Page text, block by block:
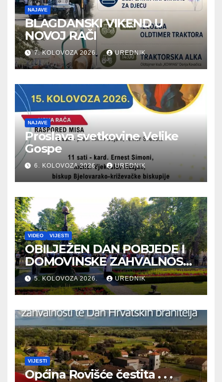
NAJAVE
BLAGDANSKI VIKEND U
NOVOJ RAČI
7. KOLOVOZA 2026. UREDNIK
NAJAVE
Proslava svetkovine Velike
Gospe
6. KOLOVOZA 2026. UREDNIK
VIDEO VIJESTI
OBILJEŽEN DAN POBJEDE I
DOMOVINSKE ZAHVALNOSTI
TE DAN HRVATSKIH
BRANITELJA
5. KOLOVOZA 2026. UREDNIK
VIJESTI
Općina Rovišće čestita . . .